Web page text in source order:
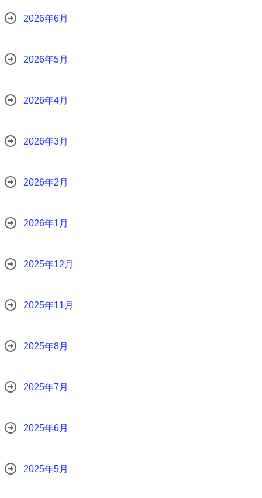
2026年6月
2026年5月
2026年4月
2026年3月
2026年2月
2026年1月
2025年12月
2025年11月
2025年8月
2025年7月
2025年6月
2025年5月